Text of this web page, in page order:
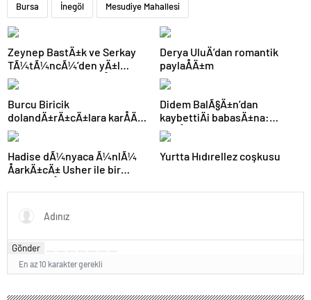
Bursa İnegöl Mesudiye Mahallesi
Zeynep BastÄ±k ve Serkay
TÃ¼tÃ¼ncÃ¼’den yÄ±l
dÃ¶nÃ¼mÃ¼ paylaÅÄ±mÄ±
Derya UluÄ’dan romantik
paylaÅÄ±m
Burcu Biricik
dolandÄ±rÄ±cÄ±lara karÅÄ±
uyardÄ±
Didem BalÃ§Ä±n’dan
kaybettiÄi babasÄ±na:
GidiÅler hep Ã§ok erken
Hadise dÃ¼nyaca Ã¼nlÃ¼
ÅarkÄ±cÄ± Usher ile bir
Yurtta Hıdırellez coşkusu
Gönder
En az 10 karakter gerekli